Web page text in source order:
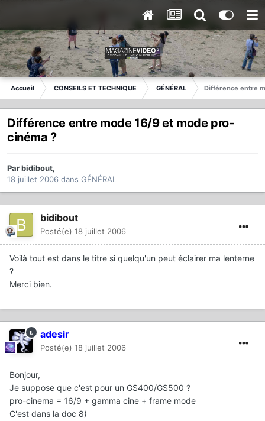
Accueil CONSEILS ET TECHNIQUE GÉNÉRAL Différence entre
Différence entre mode 16/9 et mode pro-
cinéma ?
Parbidibout,
18 juillet 2006 dans GÉNÉRAL
bidibout
Posté(e) 18 juillet 2006
Voilà tout est dans le titre si quelqu'un peut éclairer ma lenterne
?
Merci bien.
adesir
Posté(e) 18 juillet 2006
Bonjour,
Je suppose que c'est pour un GS400/GS500 ?
pro-cinema = 16/9 + gamma cine + frame mode
C'est dans la doc 8)